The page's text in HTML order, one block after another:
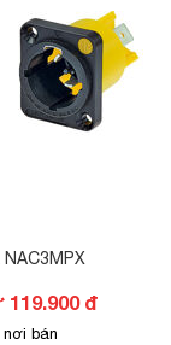
119.900 đ
nơi bán